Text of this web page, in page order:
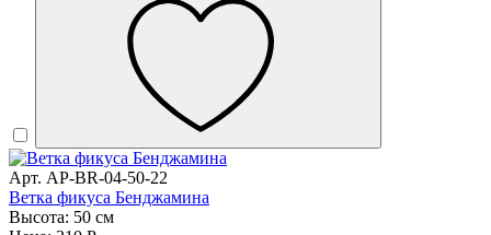
Арт. AP-BR-04-50-22
Ветка фикуса Бенджамина
Высота: 50 см